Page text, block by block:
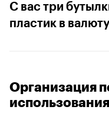
С вас три
пластик в валюту
Организация